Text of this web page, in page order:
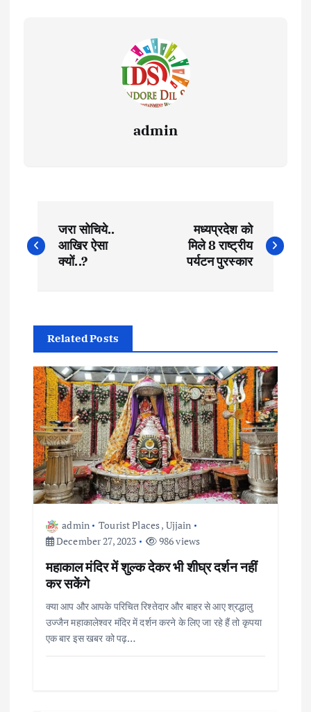
admin
o
t
n
a
v
g
जरा सोचिये..
आखिर ऐसा
क्यों..?
मध्यप्रदेश को
मिले 8 राष्ट्रीय
पर्यटन पुरस्कार
Related Posts
admin Tourist Places, Ujjain
December 27, 2023
986 views
महाकाल मंदिर में शुल्क देकर भी शीघ्र दर्शन नहीं
कर सकेंगे
क्या आप और आपके परिचित रिश्तेदार और बाहर से आए श्रद्धालु
उज्जैन महाकालेश्वर मंदिर में दर्शन करने के लिए जा रहे हैं तो कृपया
एक बार इस खबर को पढ़…